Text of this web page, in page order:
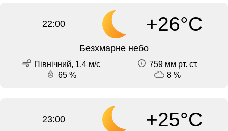
22:00 +26°C
Безхмарне небо
Північний, 1.4 м/с
759 мм рт. ст.
65 %
8 %
23:00 +25°C